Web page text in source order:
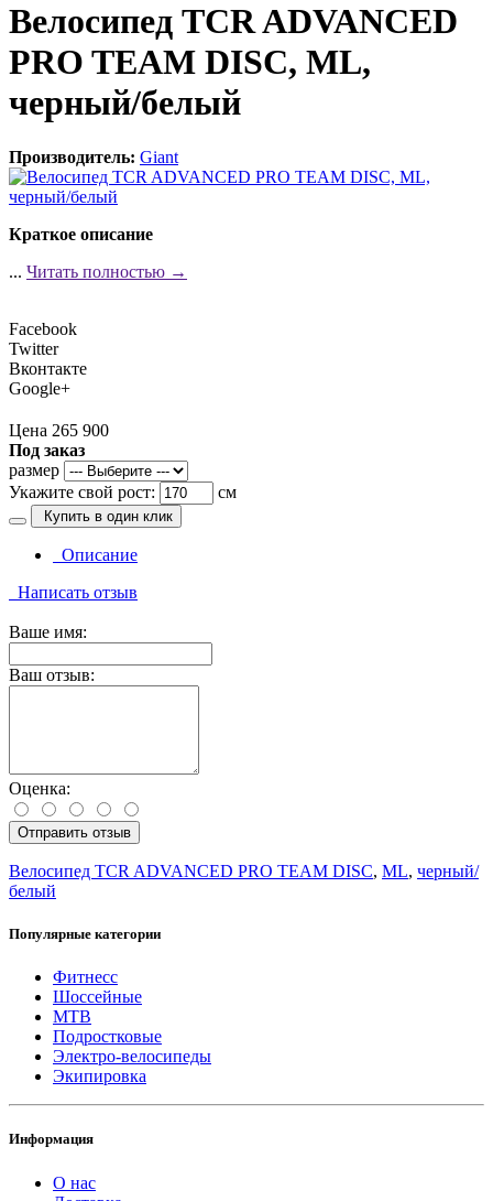
Велосипед TCR ADVANCED
PRO TEAM DISC, ML,
черный/белый
Производитель: Giant
Краткое описание
... Читать полностью →
Facebook
Twitter
Вконтакте
Google+
Цена 265 900
Под заказ
размер
Укажите свой рост:
см
Купить в один клик
Описание
Написать отзыв
Ваше имя:
Ваш отзыв:
Оценка:
Отправить отзыв
Велосипед TCR ADVANCED PRO TEAM DISC, ML, черный/
белый
Популярные категории
Фитнесс
Шоссейные
MTB
Подростковые
Электро-велосипеды
Экипировка
Информация
О нас